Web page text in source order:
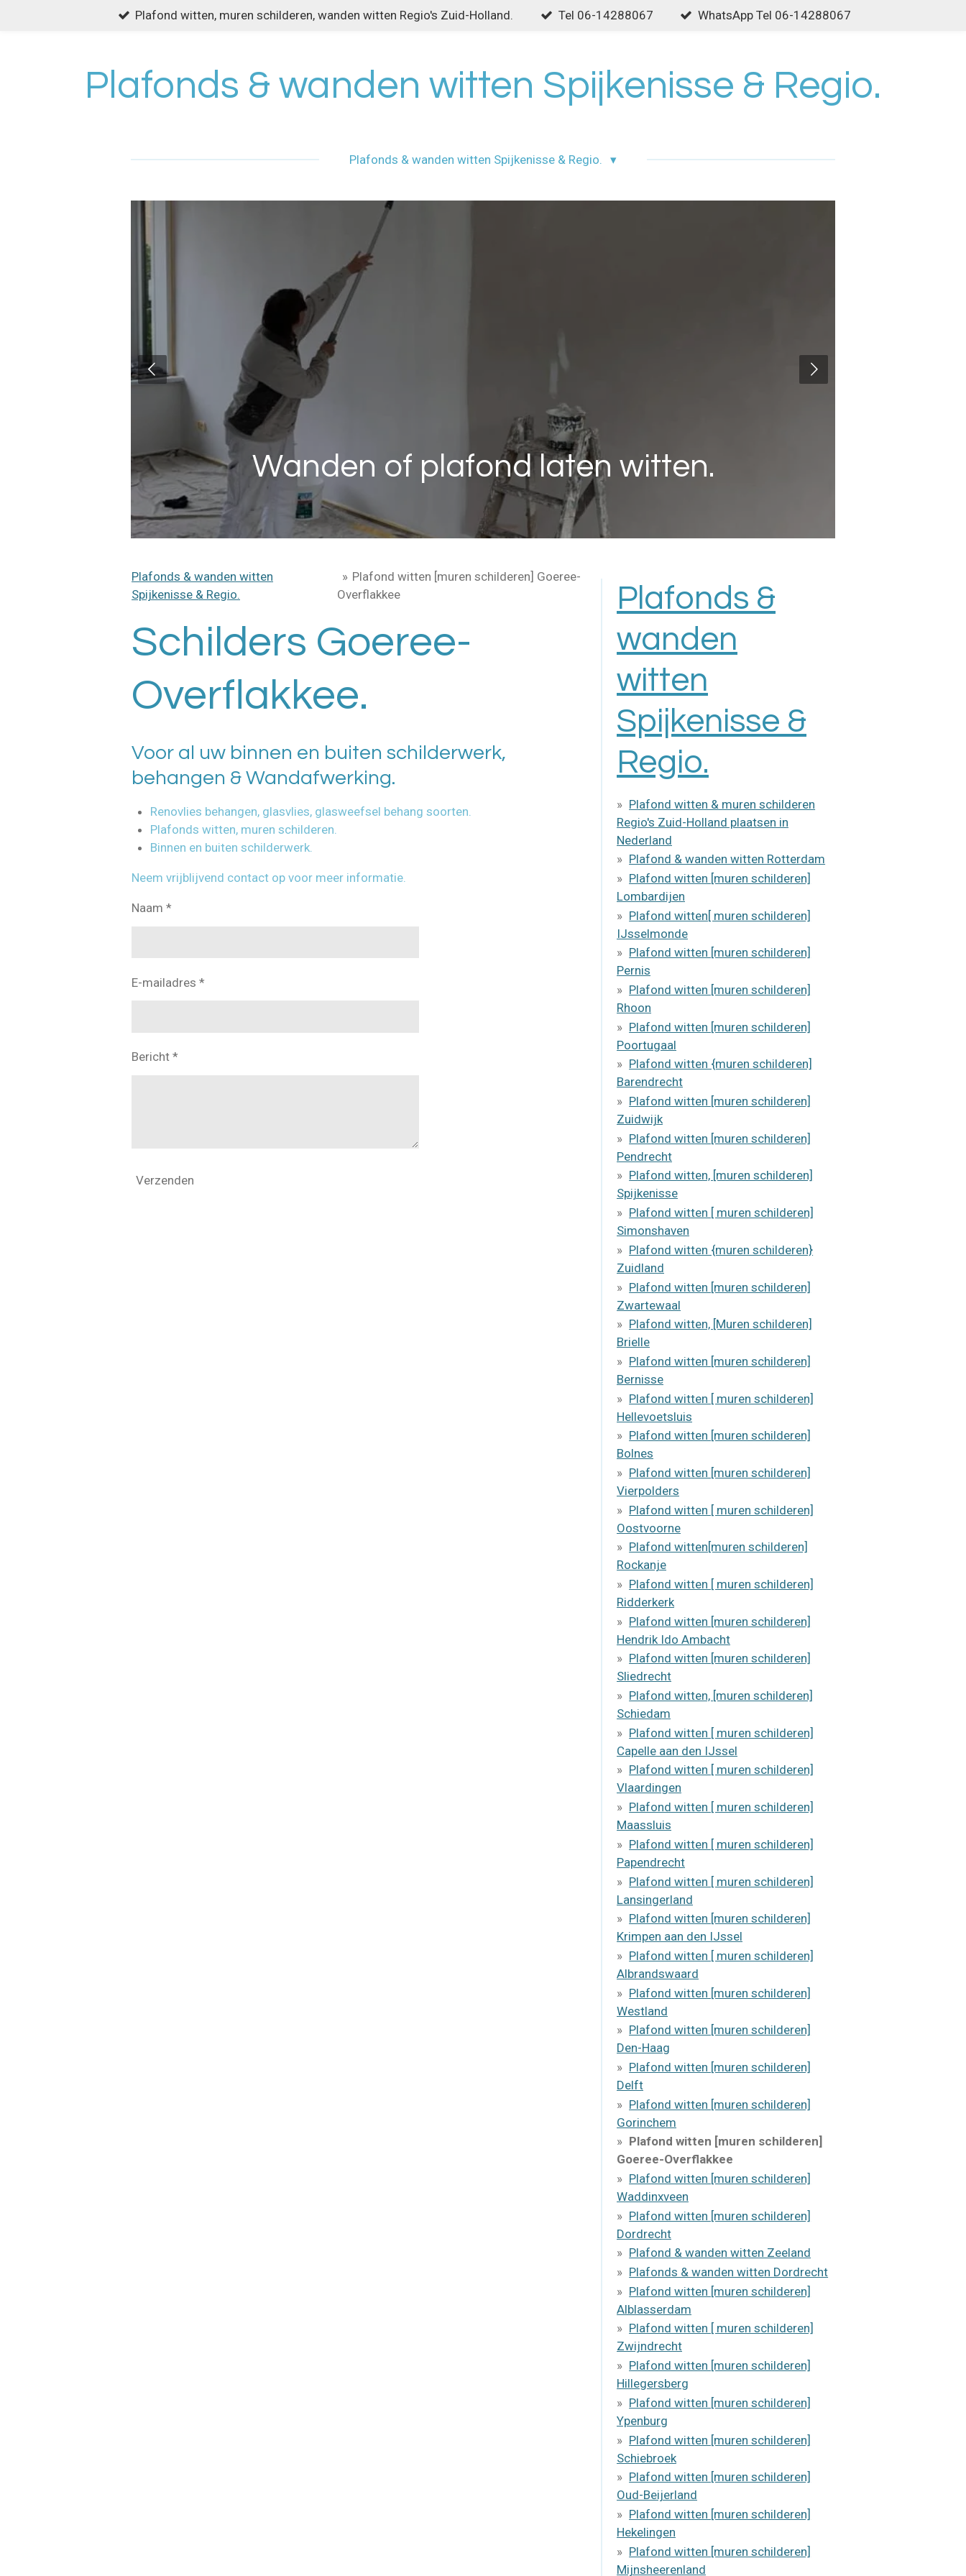
Plafond witten, muren schilderen, wanden witten Regio's Zuid-Holland. Tel 06-14288067 WhatsApp Tel 06-14288067
Plafonds & wanden witten Spijkenisse & Regio.
Plafonds & wanden witten Spijkenisse & Regio.
Wanden of plafond laten witten.
Plafonds & wanden witten
Spijkenisse & Regio.
» Plafond witten [muren schilderen] Goeree-
Overflakkee
Schilders Goeree-
Overflakkee.
Voor al uw binnen en buiten schilderwerk,
behangen & Wandafwerking.
Renovlies behangen, glasvlies, glasweefsel behang soorten.
Plafonds witten, muren schilderen.
Binnen en buiten schilderwerk.
Neem vrijblijvend contact op voor meer informatie.
Naam *
E-mailadres *
Bericht *
Verzenden
Plafonds &
wanden
witten
Spijkenisse &
Regio.
Plafond witten & muren schilderen
Regio's Zuid-Holland plaatsen in
Nederland
Plafond & wanden witten Rotterdam
Plafond witten [muren schilderen]
Lombardijen
Plafond witten[ muren schilderen]
IJsselmonde
Plafond witten [muren schilderen]
Pernis
Plafond witten [muren schilderen]
Rhoon
Plafond witten [muren schilderen]
Poortugaal
Plafond witten {muren schilderen]
Barendrecht
Plafond witten [muren schilderen]
Zuidwijk
Plafond witten [muren schilderen]
Pendrecht
Plafond witten, [muren schilderen]
Spijkenisse
Plafond witten [ muren schilderen]
Simonshaven
Plafond witten {muren schilderen}
Zuidland
Plafond witten [muren schilderen]
Zwartewaal
Plafond witten, [Muren schilderen]
Brielle
Plafond witten [muren schilderen]
Bernisse
Plafond witten [ muren schilderen]
Hellevoetsluis
Plafond witten [muren schilderen]
Bolnes
Plafond witten [muren schilderen]
Vierpolders
Plafond witten [ muren schilderen]
Oostvoorne
Plafond witten[muren schilderen]
Rockanje
Plafond witten [ muren schilderen]
Ridderkerk
Plafond witten [muren schilderen]
Hendrik Ido Ambacht
Plafond witten [muren schilderen]
Sliedrecht
Plafond witten, [muren schilderen]
Schiedam
Plafond witten [ muren schilderen]
Capelle aan den IJssel
Plafond witten [ muren schilderen]
Vlaardingen
Plafond witten [ muren schilderen]
Maassluis
Plafond witten [ muren schilderen]
Papendrecht
Plafond witten [ muren schilderen]
Lansingerland
Plafond witten [muren schilderen]
Krimpen aan den IJssel
Plafond witten [ muren schilderen]
Albrandswaard
Plafond witten [muren schilderen]
Westland
Plafond witten [muren schilderen]
Den-Haag
Plafond witten [muren schilderen]
Delft
Plafond witten [muren schilderen]
Gorinchem
Plafond witten [muren schilderen]
Goeree-Overflakkee
Plafond witten [muren schilderen]
Waddinxveen
Plafond witten [muren schilderen]
Dordrecht
Plafond & wanden witten Zeeland
Plafonds & wanden witten Dordrecht
Plafond witten [muren schilderen]
Alblasserdam
Plafond witten [ muren schilderen]
Zwijndrecht
Plafond witten [muren schilderen]
Hillegersberg
Plafond witten [muren schilderen]
Ypenburg
Plafond witten [muren schilderen]
Schiebroek
Plafond witten [muren schilderen]
Oud-Beijerland
Plafond witten [muren schilderen]
Hekelingen
Plafond witten [muren schilderen]
Mijnsheerenland